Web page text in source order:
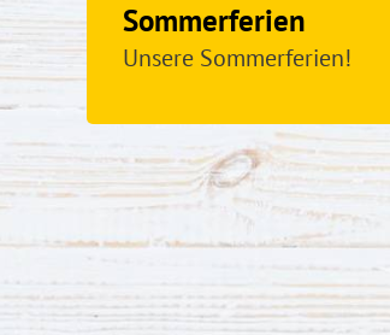
Sommerferien
Unsere Sommerferien!